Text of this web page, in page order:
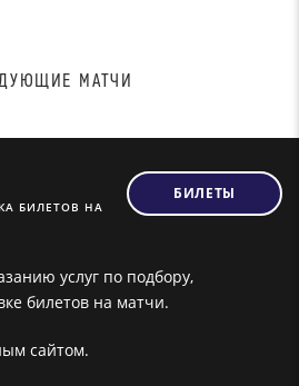
МАТЧИ
БИЛЕТОВ НА
БИЛЕТЫ
услуг по подбору,
билетов на матчи.
сайтом.